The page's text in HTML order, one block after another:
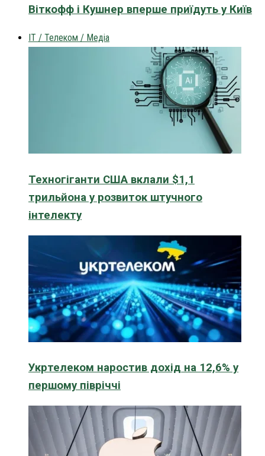
Віткофф і Кушнер вперше приїдуть у Київ
IT / Телеком / Медіа
Техногіганти США вклали $1,1
трильйона у розвиток штучного
інтелекту
Укртелеком наростив дохід на 12,6% у
першому півріччі